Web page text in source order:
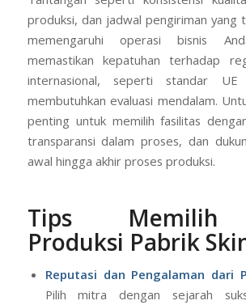
produksi, dan jadwal pengiriman yang
memengaruhi operasi bisnis
memastikan kepatuhan terhadap
internasional, seperti standar
membutuhkan evaluasi mendalam.
penting untuk memilih fasilitas
transparansi dalam proses, dan
awal hingga akhir proses produksi.
Tips
Produksi Pabrik
Reputasi dan Pengalaman dari
Pilih mitra dengan sejarah